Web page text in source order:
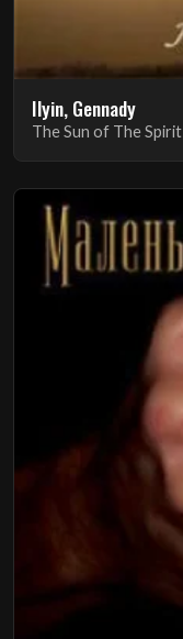
Ilyin, Gennady
The Sun of The Spirit